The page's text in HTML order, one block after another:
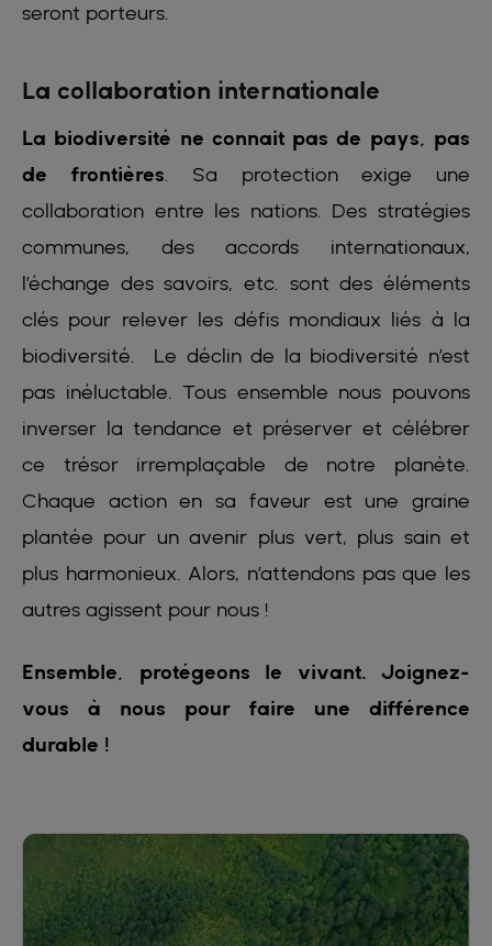
seront porteurs.
La collaboration internationale
La biodiversité ne connait pas de pays, pas
de frontières. Sa protection exige une
collaboration entre les nations. Des stratégies
communes, des accords internationaux,
l’échange des savoirs, etc. sont des éléments
clés pour relever les défis mondiaux liés à la
biodiversité. Le déclin de la biodiversité n’est
pas inéluctable. Tous ensemble nous pouvons
inverser la tendance et préserver et célébrer
ce trésor irremplaçable de notre planète.
Chaque action en sa faveur est une graine
plantée pour un avenir plus vert, plus sain et
plus harmonieux. Alors, n’attendons pas que les
autres agissent pour nous !
Ensemble, protégeons le vivant. Joignez-
vous à nous pour faire une différence
durable !